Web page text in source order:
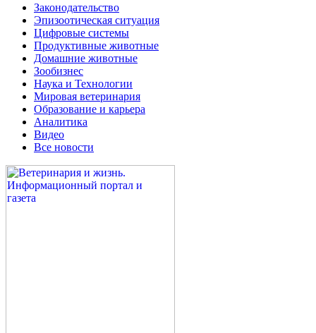
Законодательство
Эпизоотическая ситуация
Цифровые системы
Продуктивные животные
Домашние животные
Зообизнес
Наука и Технологии
Мировая ветеринария
Образование и карьера
Аналитика
Видео
Все новости